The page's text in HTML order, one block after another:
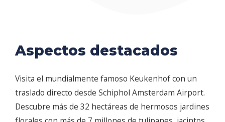
Aspectos destacados
Visita el mundialmente famoso Keukenhof con un
traslado directo desde Schiphol Amsterdam Airport.
Descubre más de 32 hectáreas de hermosos jardines